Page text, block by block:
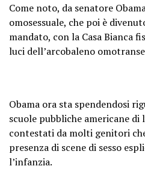
Come noto, da senatore
omosessuale, che poi è
mandato, con la Casa Bianca
luci dell’arcobaleno
Obama ora sta spendendosi
scuole pubbliche americane
contestati da molti genitori
presenza di scene di sesso
l’infanzia.